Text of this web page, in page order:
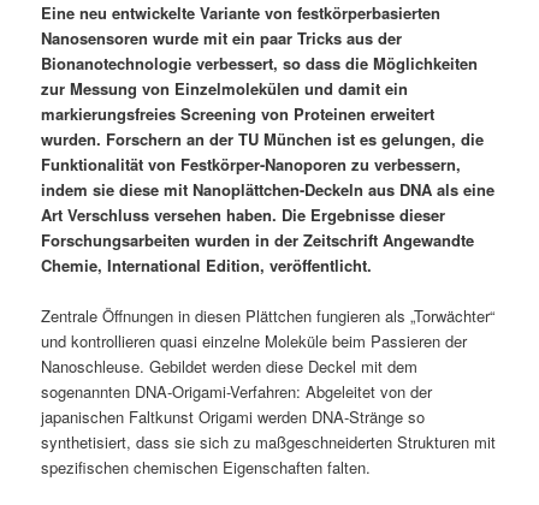
Eine neu entwickelte Variante von festkörperbasierten
Nanosensoren wurde mit ein paar Tricks aus der
Bionanotechnologie verbessert, so dass die Möglichkeiten
zur Messung von Einzelmolekülen und damit ein
markierungsfreies Screening von Proteinen erweitert
wurden. Forschern an der TU München ist es gelungen, die
Funktionalität von Festkörper-Nanoporen zu verbessern,
indem sie diese mit Nanoplättchen-Deckeln aus DNA als eine
Art Verschluss versehen haben. Die Ergebnisse dieser
Forschungsarbeiten wurden in der Zeitschrift Angewandte
Chemie, International Edition, veröffentlicht.
Zentrale Öffnungen in diesen Plättchen fungieren als „Torwächter“
und kontrollieren quasi einzelne Moleküle beim Passieren der
Nanoschleuse. Gebildet werden diese Deckel mit dem
sogenannten DNA-Origami-Verfahren: Abgeleitet von der
japanischen Faltkunst Origami werden DNA-Stränge so
synthetisiert, dass sie sich zu maßgeschneiderten Strukturen mit
spezifischen chemischen Eigenschaften falten.